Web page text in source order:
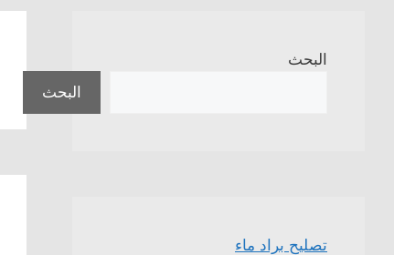
البحث
البحث
تصليح براد ماء